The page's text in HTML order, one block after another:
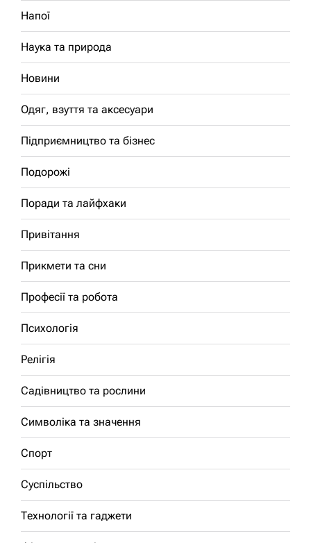
Напої
Наука та природа
Новини
Одяг, взуття та аксесуари
Підприємництво та бізнес
Подорожі
Поради та лайфхаки
Привітання
Прикмети та сни
Професії та робота
Психологія
Релігія
Садівництво та рослини
Символіка та значення
Спорт
Суспільство
Технології та гаджети